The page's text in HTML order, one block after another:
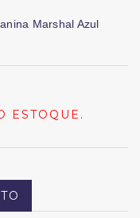
Marshal Azul
ESTOQUE.